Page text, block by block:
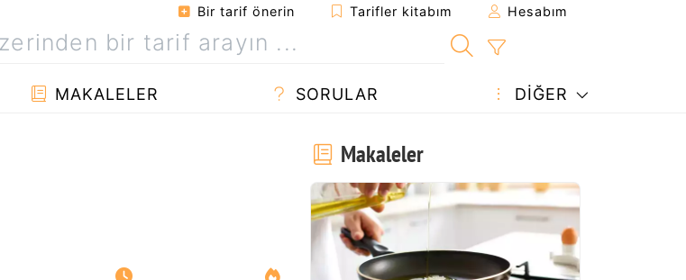
Bir tarif önerin Tarifler kitabım Hesabım
MAKALELER SORULAR DIĞER
Makaleler